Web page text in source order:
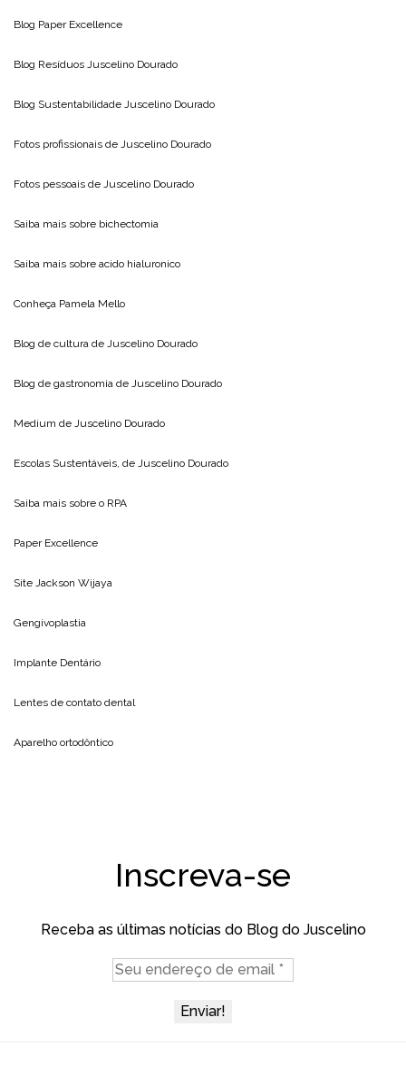
Blog Paper Excellence
Blog Resíduos Juscelino Dourado
Blog Sustentabilidade Juscelino Dourado
Fotos profissionais de Juscelino Dourado
Fotos pessoais de Juscelino Dourado
Saiba mais sobre bichectomia
Saiba mais sobre acido hialuronico
Conheça Pamela Mello
Blog de cultura de Juscelino Dourado
Blog de gastronomia de Juscelino Dourado
Medium de Juscelino Dourado
Escolas Sustentáveis, de Juscelino Dourado
Saiba mais sobre o RPA
Paper Excellence
Site Jackson Wijaya
Gengivoplastia
Implante Dentário
Lentes de contato dental
Aparelho ortodôntico
Inscreva-se
Receba as últimas notícias do Blog do Juscelino